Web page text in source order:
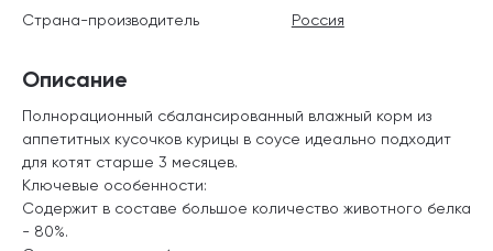
Описание
Полнорационный сбалансированный влажный корм из
аппетитных кусочков курицы в соусе идеально подходит
для котят старше 3 месяцев.
Ключевые особенности:
Содержит в составе большое количество животного белка
- 80%.
Страна-производитель
Россия